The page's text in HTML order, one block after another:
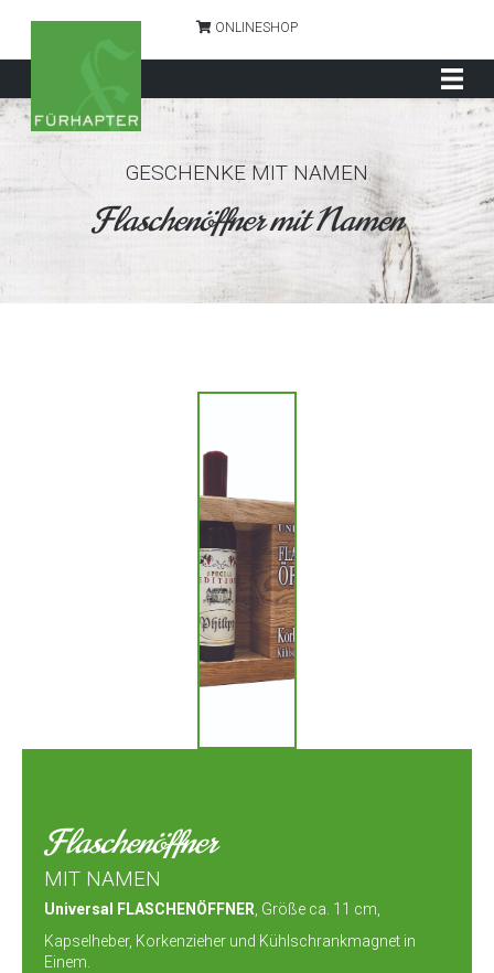
ONLINESHOP
GESCHENKE MIT NAMEN
Flaschenöffner mit Namen
Flaschenöffner
MIT NAMEN
Universal FLASCHENÖFFNER , Größe ca. 11 cm,
Kapselheber, Korkenzieher und Kühlschrankmagnet in
Einem.